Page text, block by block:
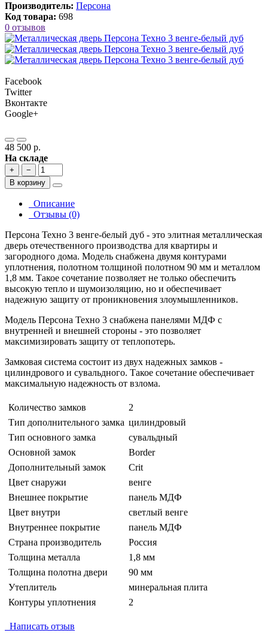
Производитель: Персона
Код товара: 698
0 отзывов
Facebook
Twitter
Вконтакте
Google+
48 500 р.
На складе
+
−
В корзину
Описание
Отзывы (0)
Персона Техно 3 венге-белый дуб - это элитная металлическая
дверь отечественного производства для квартиры и
загородного дома. Модель снабжена двумя контурами
уплотнения, полотном толщиной полотном 90 мм и металлом
1,8 мм. Такое сочетание позволяет не только обеспечить
высокую тепло и шумоизоляцию, но и обеспечивает
надежную защиту от проникновения злоумышленников.
Модель Персона Техно 3 снабжена панелями МДФ с
внутренней и внешней стороны - это позволяет
максимизировать защиту от теплопотерь.
Замковая система состоит из двух надежных замков -
цилиндрового и сувальдного. Такое сочетание обеспечивает
максимальную надежность от взлома.
Количество замков
2
Тип дополнительного замка цилиндровый
Тип основного замка
сувальдный
Основной замок
Border
Дополнительный замок
Crit
Цвет снаружи
венге
Внешнее покрытие
панель МДФ
Цвет внутри
светлый венге
Внутреннее покрытие
панель МДФ
Страна производитель
Россия
Толщина металла
1,8 мм
Толщина полотна двери
90 мм
Утеплитель
минеральная плита
Контуры уплотнения
2
Написать отзыв